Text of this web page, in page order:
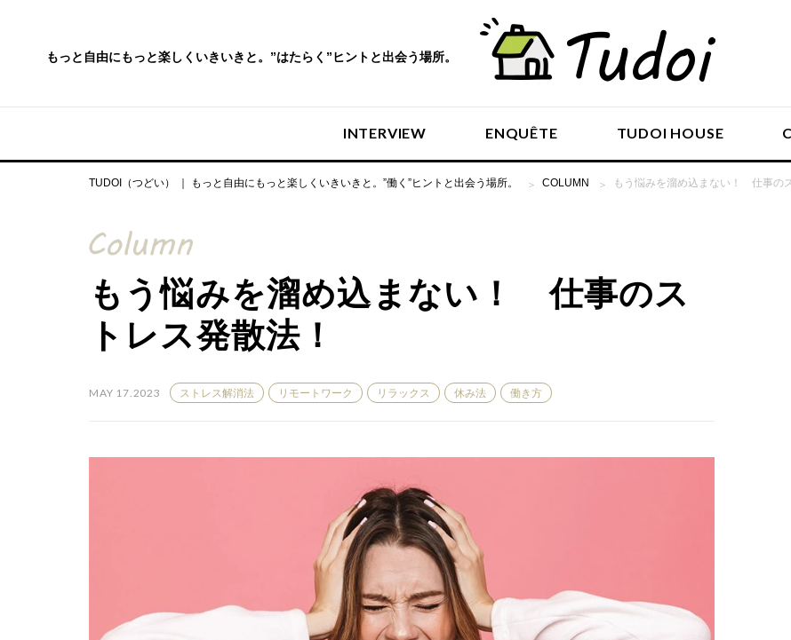
INTERVIEW ENQUÊTE TUDOI HOUSE
もっと自由にもっと楽しくいきいきと。 ”はたらく”ヒントと出会う場所。
TUDOI（つどい） ｜ もっと自由にもっと楽しくいきいきと。”働く”ヒントと出会う場所。 COLUMN もう悩みを溜め込まない！ 仕事の
もう悩みを溜め込まない！ 仕事のス
トレス発散法！
MAY 17.2023 ストレス解消法 リモートワーク リラックス 休み法 働き方